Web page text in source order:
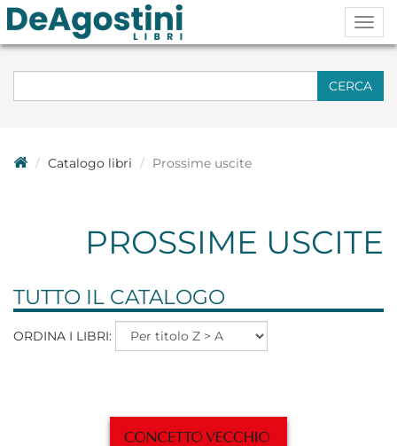
CERCA
Catalogo libri Prossime uscite
PROSSIME USCITE
TUTTO IL CATALOGO
ORDINA I LIBRI: